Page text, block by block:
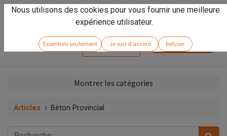
Vivez l'expérienceArseno!
Se connecter Service client
Montrer les catégories
Articles Béton Provincial
Nous utilisons des cookies pour vous fournir une meilleure
expérience utilisateur.
Essentiels seulement Je suis d'accord Refuser